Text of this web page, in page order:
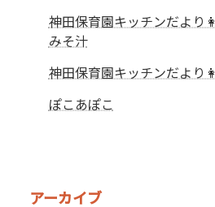
神田保育園キッチンだより
みそ汁
神田保育園キッチンだより
ぽこあぽこ
アーカイブ